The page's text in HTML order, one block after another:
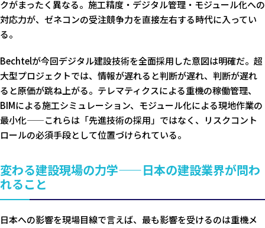
クがまったく異なる。施工精度・デジタル管理・モジュール化への
対応力が、ゼネコンの受注競争力を直接左右する時代に入ってい
る。
Bechtelが今回デジタル建設技術を全面採用した意図は明確だ。超
大型プロジェクトでは、情報が遅れると判断が遅れ、判断が遅れ
ると原価が跳ね上がる。テレマティクスによる重機の稼働管理、
BIMによる施工シミュレーション、モジュール化による現地作業の
最小化——これらは「先進技術の採用」ではなく、リスクコント
ロールの必須手段として位置づけられている。
変わる建設現場の力学——日本の建設業界が問わ
れること
日本への影響を現場目線で言えば、最も影響を受けるのは重機メ